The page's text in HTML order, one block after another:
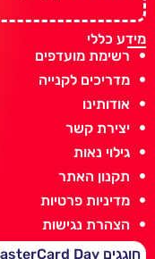
מידע כללי
רשימת מועדפים
מדריכים לקנייה
אודותינו
יצירת קשר
גילוי נאות
תקנון האתר
מדיניות פרטיות
הצהרת נגישות
חוגגים MasterCard Day!